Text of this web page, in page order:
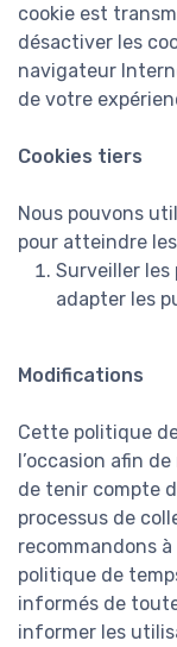
cookie est
désactiver les
navigateur
de votre
Cookies tiers
Nous pouvons
pour atteindre
Surveiller
adapter les
Modifications
Cette politique
l’occasion afin
de tenir compte
processus de
recommandons
politique de
informés de
informer les